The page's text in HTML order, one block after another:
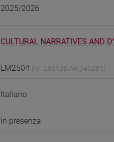
2025/2026
CULTURAL NARRATIVES AND
LM2504 (AF:568128 AR:345281)
Italiano
In presenza